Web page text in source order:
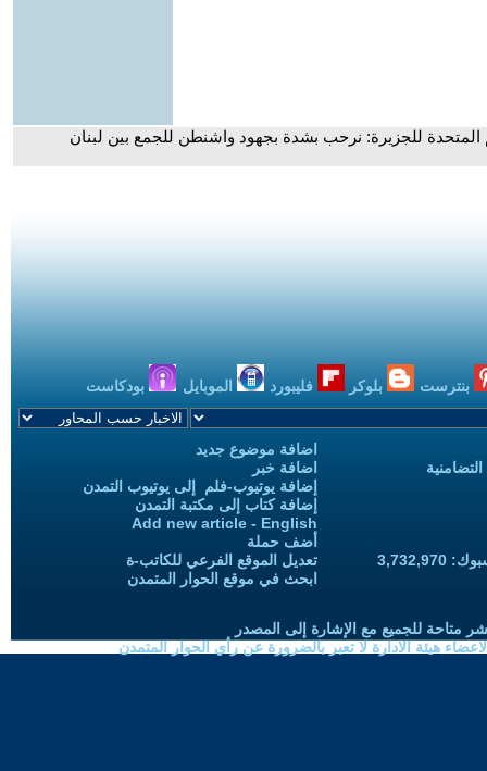
المتحدة للجزيرة: نرحب بشدة بجهود واشنطن للجمع بين لبنان
بنترست بلوكر فليبورد الموبايل بودكاست
اضافة موضوع جديد
اضافة خبر
إضافة يوتيوب-فلم إلى يوتيوب التمدن
إضافة كتاب إلى مكتبة التمدن
Add new article - English
أضف حملة
تعديل الموقع الفرعي للكاتب-ة
ابحث في موقع الحوار المتمدن
متاحة للجميع مع الإشارة إلى المصدر
هيئة الادارة لا تعبر بالضرورة عن رأي الحوار المتمدن